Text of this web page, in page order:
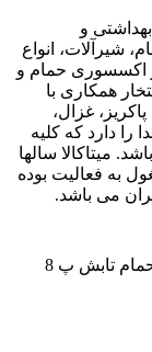
و
شیرآلات، انواع
اکسسوری حمام و
همکاری با
غزال،
را دارد که کلیه
میتاکالا سالها
به فعالیت بوده
می باشد.
تهران خیابان پانزده خرداد غربی ک بادامچی ک حمام تابش پ 8